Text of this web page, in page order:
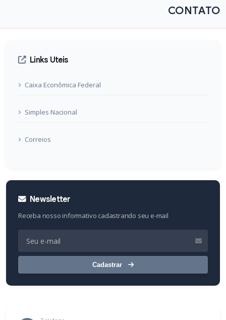
CONTATO
Links Uteis
Caixa Econômica Federal
Simples Nacional
Correios
Newsletter
Receba nosso informativo cadastrando seu e-mail
Cadastrar